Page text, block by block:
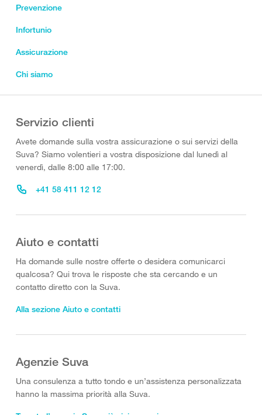
Prevenzione
Infortunio
Assicurazione
Chi siamo
Servizio clienti
Avete domande sulla vostra assicurazione o sui servizi della
Suva? Siamo volentieri a vostra disposizione dal lunedì al
venerdì, dalle 8:00 alle 17:00.
+41 58 411 12 12
Aiuto e contatti
Ha domande sulle nostre offerte o desidera comunicarci
qualcosa? Qui trova le risposte che sta cercando e un
contatto diretto con la Suva.
Alla sezione Aiuto e contatti
Agenzie Suva
Una consulenza a tutto tondo e un’assistenza personalizzata
hanno la massima priorità alla Suva.